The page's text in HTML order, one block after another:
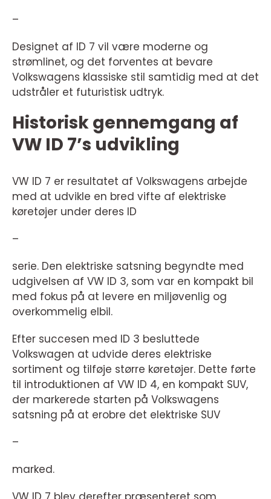
–
Designet af ID 7 vil være moderne og
strømlinet, og det forventes at bevare
Volkswagens klassiske stil samtidig med at det
udstråler et futuristisk udtryk.
Historisk gennemgang af
VW ID 7’s udvikling
VW ID 7 er resultatet af Volkswagens arbejde
med at udvikle en bred vifte af elektriske
køretøjer under deres ID
–
serie. Den elektriske satsning begyndte med
udgivelsen af VW ID 3, som var en kompakt bil
med fokus på at levere en miljøvenlig og
overkommelig elbil.
Efter succesen med ID 3 besluttede
Volkswagen at udvide deres elektriske
sortiment og tilføje større køretøjer. Dette førte
til introduktionen af VW ID 4, en kompakt SUV,
der markerede starten på Volkswagens
satsning på at erobre det elektriske SUV
–
marked.